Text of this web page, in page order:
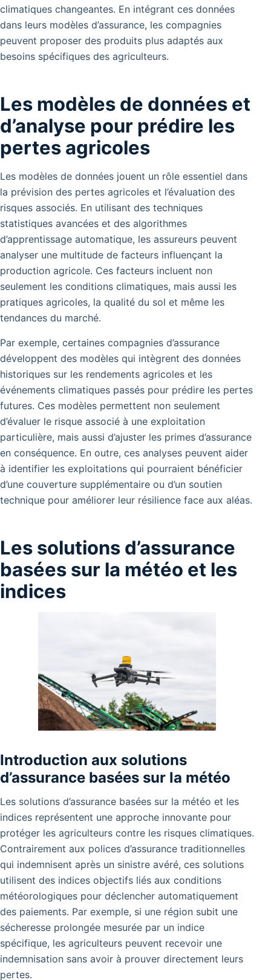
climatiques changeantes. En intégrant ces données
dans leurs modèles d’assurance, les compagnies
peuvent proposer des produits plus adaptés aux
besoins spécifiques des agriculteurs.
Les modèles de données et
d’analyse pour prédire les
pertes agricoles
Les modèles de données jouent un rôle essentiel dans
la prévision des pertes agricoles et l’évaluation des
risques associés. En utilisant des techniques
statistiques avancées et des algorithmes
d’apprentissage automatique, les assureurs peuvent
analyser une multitude de facteurs influençant la
production agricole. Ces facteurs incluent non
seulement les conditions climatiques, mais aussi les
pratiques agricoles, la qualité du sol et même les
tendances du marché.
Par exemple, certaines compagnies d’assurance
développent des modèles qui intègrent des données
historiques sur les rendements agricoles et les
événements climatiques passés pour prédire les pertes
futures. Ces modèles permettent non seulement
d’évaluer le risque associé à une exploitation
particulière, mais aussi d’ajuster les primes d’assurance
en conséquence. En outre, ces analyses peuvent aider
à identifier les exploitations qui pourraient bénéficier
d’une couverture supplémentaire ou d’un soutien
technique pour améliorer leur résilience face aux aléas.
Les solutions d’assurance
basées sur la météo et les
indices
Introduction aux solutions
d’assurance basées sur la météo
Les solutions d’assurance basées sur la météo et les
indices représentent une approche innovante pour
protéger les agriculteurs contre les risques climatiques.
Contrairement aux polices d’assurance traditionnelles
qui indemnisent après un sinistre avéré, ces solutions
utilisent des indices objectifs liés aux conditions
météorologiques pour déclencher automatiquement
des paiements. Par exemple, si une région subit une
sécheresse prolongée mesurée par un indice
spécifique, les agriculteurs peuvent recevoir une
indemnisation sans avoir à prouver directement leurs
pertes.